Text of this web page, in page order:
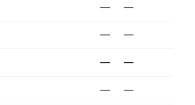
— —
— —
— —
— —